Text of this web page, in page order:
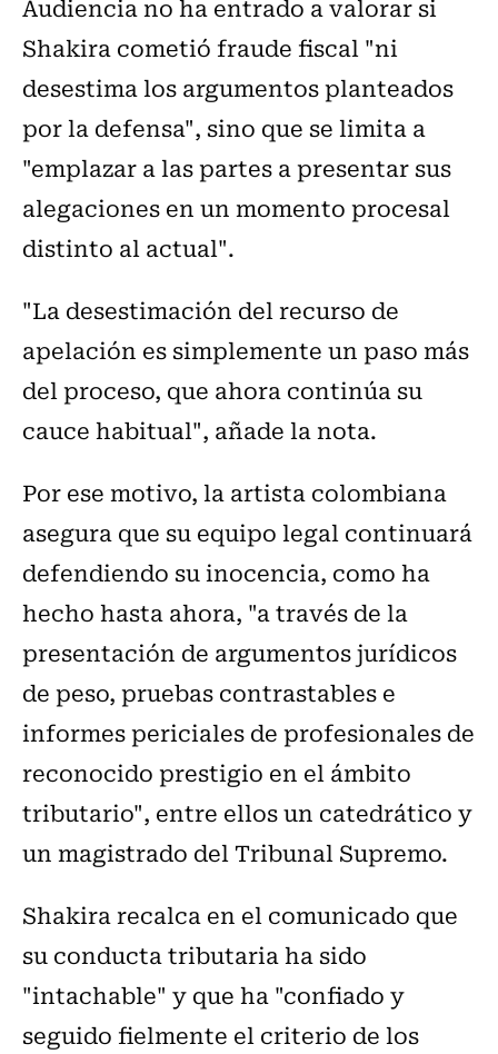
Audiencia no ha entrado a valorar si
Shakira cometió fraude fiscal "ni
desestima los argumentos planteados
por la defensa", sino que se limita a
"emplazar a las partes a presentar sus
alegaciones en un momento procesal
distinto al actual".
"La desestimación del recurso de
apelación es simplemente un paso más
del proceso, que ahora continúa su
cauce habitual", añade la nota.
Por ese motivo, la artista colombiana
asegura que su equipo legal continuará
defendiendo su inocencia, como ha
hecho hasta ahora, "a través de la
presentación de argumentos jurídicos
de peso, pruebas contrastables e
informes periciales de profesionales de
reconocido prestigio en el ámbito
tributario", entre ellos un catedrático y
un magistrado del Tribunal Supremo.
Shakira recalca en el comunicado que
su conducta tributaria ha sido
"intachable" y que ha "confiado y
seguido fielmente el criterio de los